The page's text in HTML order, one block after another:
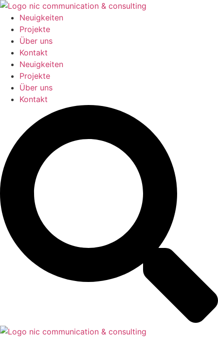
Zum
Inhalt
springen
Neuigkeiten
Projekte
Über uns
Kontakt
Neuigkeiten
Projekte
Über uns
Kontakt